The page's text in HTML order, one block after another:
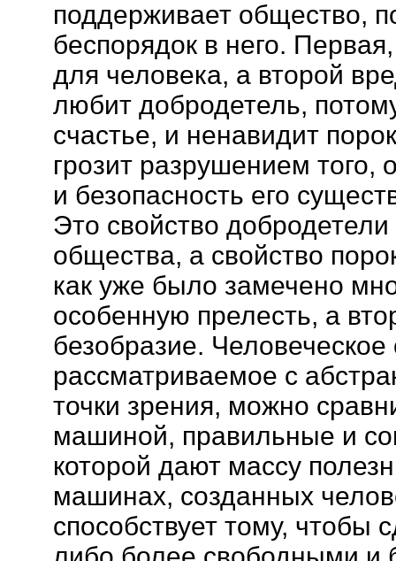
поддерживает общество,
беспорядок в него.
для человека, а второй
любит добродетель,
счастье, и ненавидит
грозит разрушением того,
и безопасность его
Это свойство
общества, а свойство
как уже было замечено
особенную прелесть, а
безобразие.
рассматриваемое с
точки зрения, можно
машиной, правильные и
которой дают массу
машинах, созданных
способствует тому, чтобы